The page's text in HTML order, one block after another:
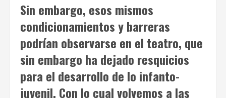
Sin embargo, esos mismos
condicionamientos y barreras
podrían observarse en el teatro, que
sin embargo ha dejado resquicios
para el desarrollo de lo infanto-
juvenil. Con lo cual volvemos a las